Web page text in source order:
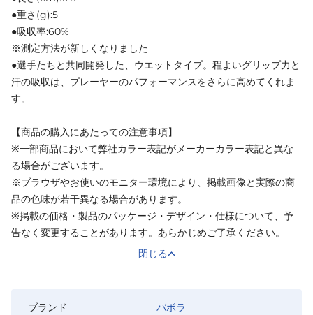
●重さ(g):5
●吸収率:60%
※測定方法が新しくなりました
●選手たちと共同開発した、ウエットタイプ。程よいグリップ力と
汗の吸収は、プレーヤーのパフォーマンスをさらに高めてくれま
す。
【商品の購入にあたっての注意事項】
※一部商品において弊社カラー表記がメーカーカラー表記と異な
る場合がございます。
※ブラウザやお使いのモニター環境により、掲載画像と実際の商
品の色味が若干異なる場合があります。
※掲載の価格・製品のパッケージ・デザイン・仕様について、予
告なく変更することがあります。あらかじめご了承ください。
閉じる
ブランド
バボラ